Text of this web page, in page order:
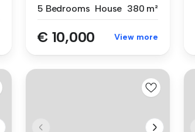
5 Bedrooms House 380 m²
€ 10,000 View more